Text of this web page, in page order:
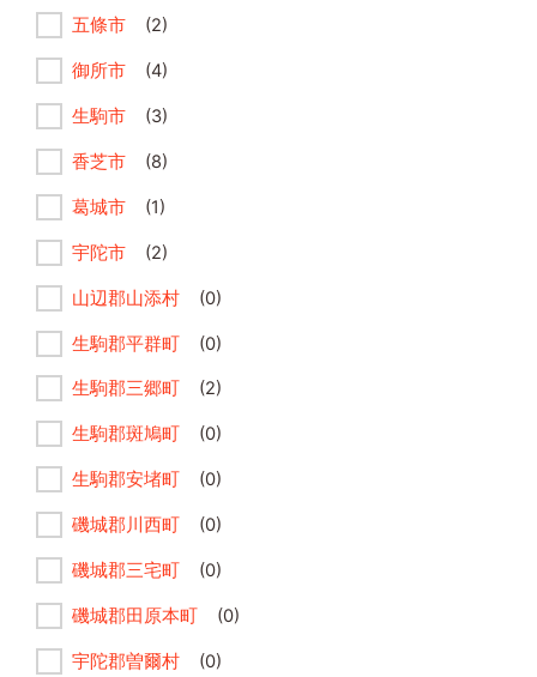
五條市 (2)
御所市 (4)
生駒市 (3)
香芝市 (8)
葛城市 (1)
宇陀市 (2)
山辺郡山添村 (0)
生駒郡平群町 (0)
生駒郡三郷町 (2)
生駒郡斑鳩町 (0)
生駒郡安堵町 (0)
磯城郡川西町 (0)
磯城郡三宅町 (0)
磯城郡田原本町 (0)
宇陀郡曽爾村 (0)